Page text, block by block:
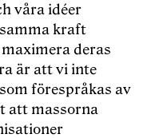
våra idéer
kraft
deras
är att vi inte
förespråkas av
att massorna